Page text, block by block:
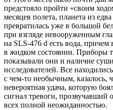
предстояло пройти «своим
месяцев полета, планета из
превратилась уже в большой
при взгляде невооруженным
на SLS-476 d есть вода,
в жидком состоянии. Приборы
показывали они и наличие
исследователей. Все
с чем-то необычным, казалось,
невероятная удача, которую
сигнал тревоги, прозвучавший
всех полной неожиданностью.